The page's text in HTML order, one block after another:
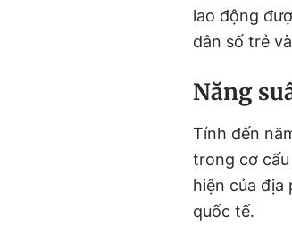
lao động
dân số trẻ
Năng
Tính đến
trong cơ cấu
hiện của địa
quốc tế.